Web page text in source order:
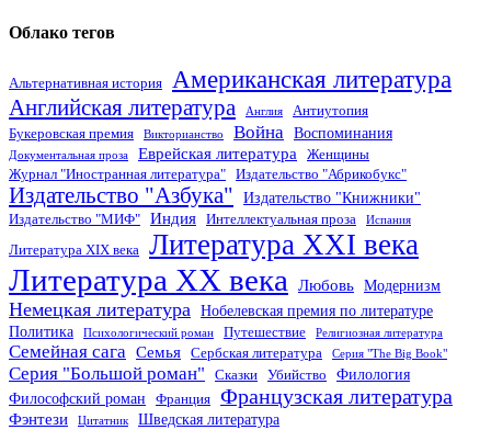
Облако тегов
Альтернативная история Американская литература
Английская литература Англия
Антиутопия
Букеровская премия
Викторианство Война Воспоминания
Документальная проза Еврейская литература
Женщины
Журнал "Иностранная литература"
Издательство "Абрикобукс"
Издательство "Азбука" Издательство "Книжники"
Издательство "МИФ" Индия Интеллектуальная проза Испания
Литература XIX века Литература XXI века
Литература XX века Любовь Модернизм
Немецкая литература Нобелевская премия по литературе
Политика
Психологический роман Путешествие Религиозная литература
Семейная сага Семья Сербская литература Серия "The Big Book"
Серия "Большой роман" Сказки Убийство
Филология
Философский роман
Франция Французская литература
Фэнтези Цитатник Шведская литература